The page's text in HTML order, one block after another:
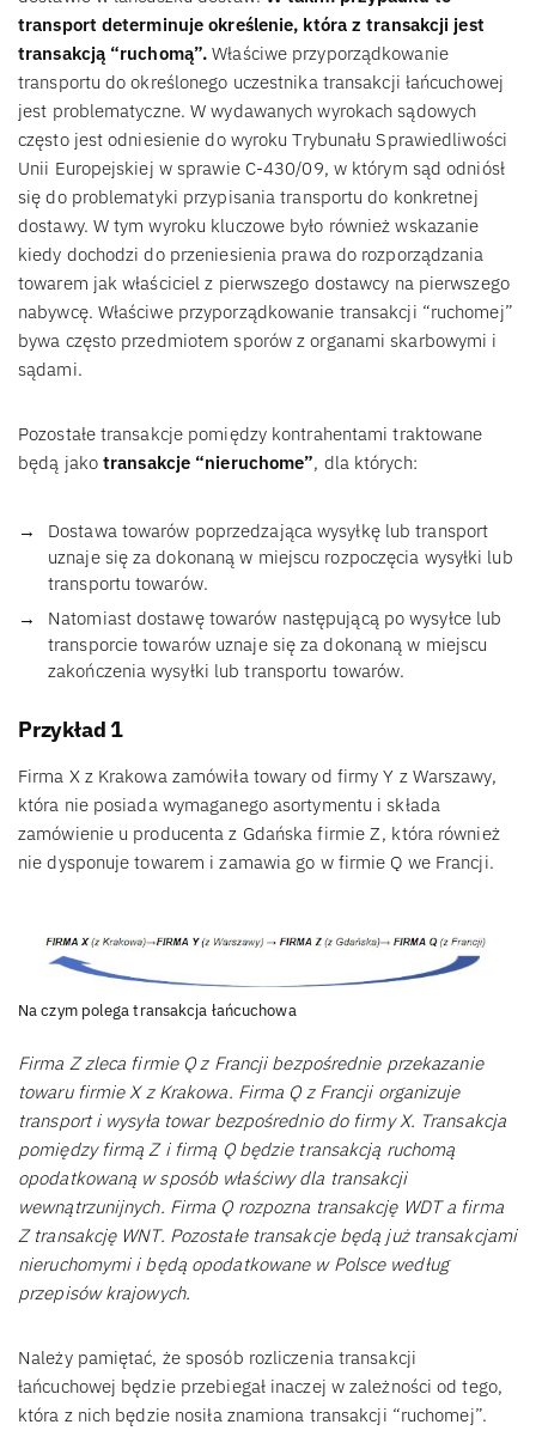
transport determinuje określenie, która z transakcji jest
transakcją “ruchomą”. Właściwe przyporządkowanie
transportu do określonego uczestnika transakcji łańcuchowej
jest problematyczne. W wydawanych wyrokach sądowych
często jest odniesienie do wyroku Trybunału Sprawiedliwości
Unii Europejskiej w sprawie C-430/09, w którym sąd odniósł
się do problematyki przypisania transportu do konkretnej
dostawy. W tym wyroku kluczowe było również wskazanie
kiedy dochodzi do przeniesienia prawa do rozporządzania
towarem jak właściciel z pierwszego dostawcy na pierwszego
nabywcę. Właściwe przyporządkowanie transakcji “ruchomej”
bywa często przedmiotem sporów z organami skarbowymi i
sądami.
Pozostałe transakcje pomiędzy kontrahentami traktowane
będą jako transakcje “nieruchome”, dla których:
Dostawa towarów poprzedzająca wysyłkę lub transport
uznaje się za dokonaną w miejscu rozpoczęcia wysyłki lub
transportu towarów.
Natomiast dostawę towarów następującą po wysyłce lub
transporcie towarów uznaje się za dokonaną w miejscu
zakończenia wysyłki lub transportu towarów.
Przykład 1
Firma X z Krakowa zamówiła towary od firmy Y z Warszawy,
która nie posiada wymaganego asortymentu i składa
zamówienie u producenta z Gdańska firmie Z, która również
nie dysponuje towarem i zamawia go w firmie Q we Francji.
Na czym polega transakcja łańcuchowa
Firma Z zleca firmie Q z Francji bezpośrednie przekazanie
towaru firmie X z Krakowa. Firma Q z Francji organizuje
transport i wysyła towar bezpośrednio do firmy X. Transakcja
pomiędzy firmą Z i firmą Q będzie transakcją ruchomą
opodatkowaną w sposób właściwy dla transakcji
wewnątrzunijnych. Firma Q rozpozna transakcję WDT a firma
Z transakcję WNT. Pozostałe transakcje będą już transakcjami
nieruchomymi i będą opodatkowane w Polsce według
przepisów krajowych.
Należy pamiętać, że sposób rozliczenia transakcji
łańcuchowej będzie przebiegał inaczej w zależności od tego,
która z nich będzie nosiła znamiona transakcji “ruchomej”.